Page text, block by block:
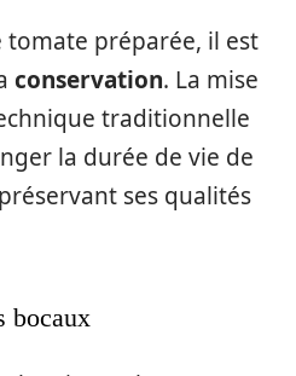
tomate préparée, il est
conservation. La mise
traditionnelle
la durée de vie de
ses qualités
bocaux